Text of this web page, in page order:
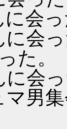
に会
に会
た。
に会
マ男